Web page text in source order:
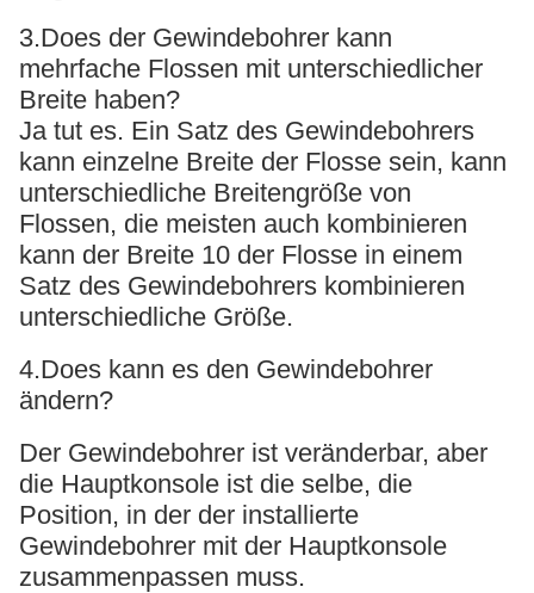
3.Does der Gewindebohrer kann
mehrfache Flossen mit unterschiedlicher
Breite haben?
Ja tut es. Ein Satz des Gewindebohrers
kann einzelne Breite der Flosse sein, kann
unterschiedliche Breitengröße von
Flossen, die meisten auch kombinieren
kann der Breite 10 der Flosse in einem
Satz des Gewindebohrers kombinieren
unterschiedliche Größe.
4.Does kann es den Gewindebohrer
ändern?
Der Gewindebohrer ist veränderbar, aber
die Hauptkonsole ist die selbe, die
Position, in der der installierte
Gewindebohrer mit der Hauptkonsole
zusammenpassen muss.